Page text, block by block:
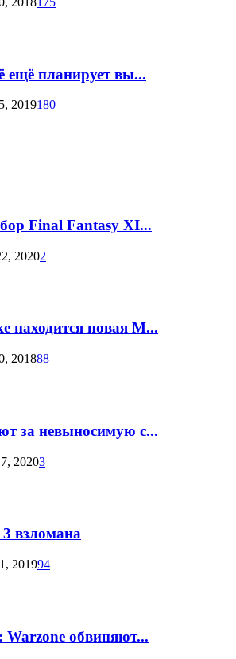
ещё планирует вы...
2019180
Final Fantasy XI...
20202
находится новая M...
201888
за невыносимую с...
20203
взломана
201994
обвиняют...